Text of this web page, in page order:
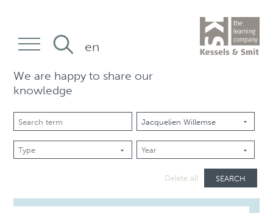
We are happy to share our
knowledge
Delete all SEARCH
en